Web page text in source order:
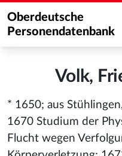
Oberdeutsche
Personendatenbank
Volk,
* 1650; aus
1670 Studium der
Flucht wegen